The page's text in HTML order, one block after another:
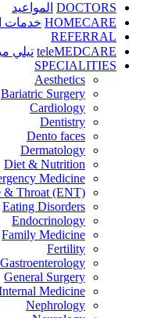
DOCTORS المواعيد
HOMECARE خدمات
REFERRAL
teleMEDCARE تيلي
SPECIALITIES
Aesthetics
Bariatric Surgery
Cardiology
Dentistry
Dento faces
Dermatology
Diet & Nutrition
Medicine
& Throat (ENT)
Eating Disorders
Endocrinology
Family Medicine
Fertility
Gastroenterology
General Surgery
Medicine
Nephrology